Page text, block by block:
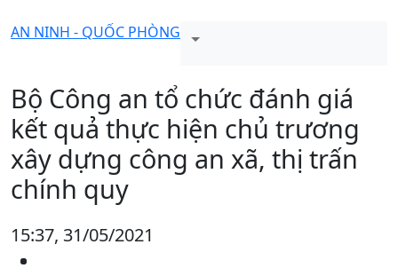
AN NINH - QUỐC PHÒNG
Bộ Công an tổ chức đánh giá
kết quả thực hiện chủ trương
xây dựng công an xã, thị trấn
chính quy
15:37, 31/05/2021